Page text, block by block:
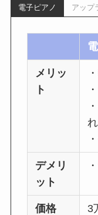
電子ピアノ アップ
メリッ
ト
デメリ
ット
価格 3